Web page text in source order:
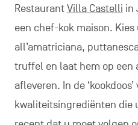
RestaurantVilla Castelli in
een chef-kok maison.
all’amatriciana,
truffel en laat hem op een
afleveren. In de
kwaliteitsingrediënten die